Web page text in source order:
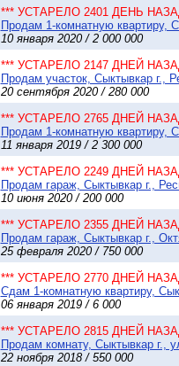
*** УСТАРЕЛО 2401 ДЕНЬ
Продам 1-комнатную квартиру,
10 января 2020 / 2 000 000
*** УСТАРЕЛО 2147 ДНЕЙ
Продам участок, Сыктывкар г.,
20 сентября 2020 / 280 000
*** УСТАРЕЛО 2765 ДНЕЙ
Продам 1-комнатную квартиру,
11 января 2019 / 2 300 000
*** УСТАРЕЛО 2249 ДНЕЙ
Продам гараж, Сыктывкар г.,
10 июня 2020 / 200 000
*** УСТАРЕЛО 2355 ДНЕЙ
Продам гараж, Сыктывкар г.,
25 февраля 2020 / 750 000
*** УСТАРЕЛО 2770 ДНЕЙ
Сдам 1-комнатную квартиру,
06 января 2019 / 6 000
*** УСТАРЕЛО 2815 ДНЕЙ
Продам комнату, Сыктывкар г.,
22 ноября 2018 / 550 000